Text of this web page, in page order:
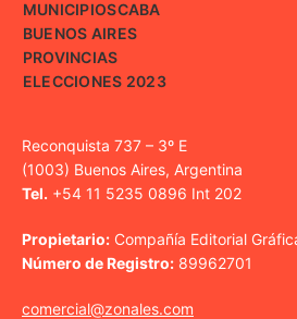
MUNICIPIOSCABA
BUENOS AIRES
PROVINCIAS
ELECCIONES 2023
Reconquista 737 – 3º E
(1003) Buenos Aires, Argentina
Tel. +54 11 5235 0896 Int 202
Propietario: Compañía Editorial
Número de Registro: 89962701
comercial@zonales.com